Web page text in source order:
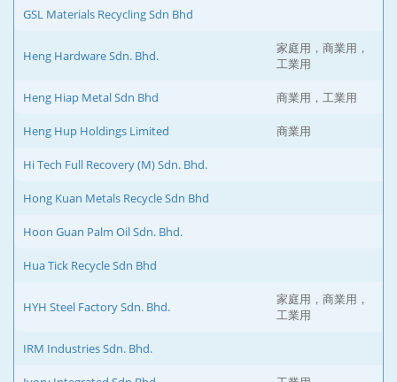
GSL Materials Recycling Sdn Bhd
Heng Hardware Sdn. Bhd.
家庭用，商業用，
工業用
Heng Hiap Metal Sdn Bhd 商業用，工業用
Heng Hup Holdings Limited 商業用
Hi Tech Full Recovery (M) Sdn. Bhd.
Hong Kuan Metals Recycle Sdn Bhd
Hoon Guan Palm Oil Sdn. Bhd.
Hua Tick Recycle Sdn Bhd
HYH Steel Factory Sdn. Bhd.
家庭用，商業用，
工業用
IRM Industries Sdn. Bhd.